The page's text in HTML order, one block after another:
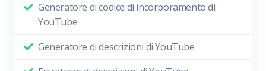
Generatore di codice di incorporamento di
YouTube
Generatore di descrizioni di YouTube